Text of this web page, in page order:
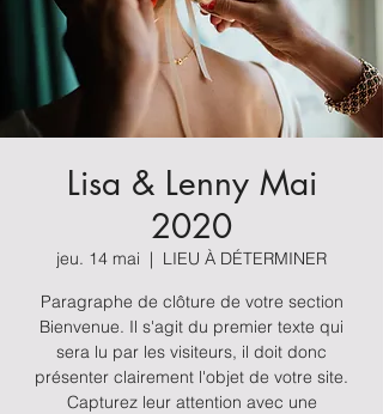
Lisa & Lenny Mai
2020
jeu. 14 mai
  |
LIEU À DÉTERMINER
Paragraphe de clôture de votre section
Bienvenue. Il s'agit du premier texte qui
sera lu par les visiteurs, il doit donc
présenter clairement l'objet de votre site.
Capturez leur attention avec une